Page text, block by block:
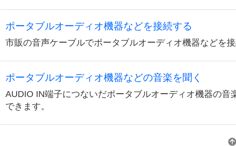
ポータブルオーディオ機器などを接続する
市販の音声ケーブルでポータブルオーディオ機器などを接
ポータブルオーディオ機器などの音楽を聞く
AUDIO IN端子につないだポータブルオーディオ機器の音
できます。